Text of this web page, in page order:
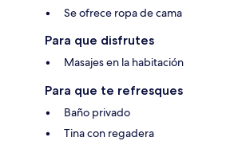
Se ofrece ropa de cama
Para que disfrutes
Masajes en la habitación
Para que te refresques
Baño privado
Tina con regadera